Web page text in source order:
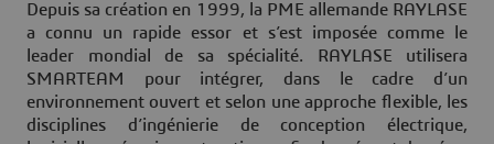
Depuis sa création en 1999, la PME allemande RAYLASE
a connu un rapide essor et s’est imposée comme le
leader mondial de sa spécialité. RAYLASE utilisera
SMARTEAM pour intégrer, dans le cadre d’un
environnement ouvert et selon une approche flexible, les
disciplines d’ingénierie de conception électrique,